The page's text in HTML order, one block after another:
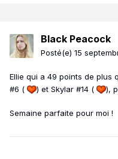
Black Peacock
Posté(e) 15
Ellie qui a 49 points de plus
#6 (
) et Skylar #14 ( ),
Semaine parfaite pour moi !